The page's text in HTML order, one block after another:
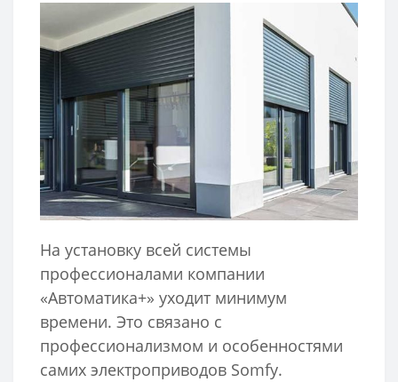
На установку всей системы
профессионалами компании
«Автоматика+» уходит минимум
времени. Это связано с
профессионализмом и особенностями
самих электроприводов Somfy.